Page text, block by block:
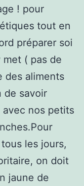
! pour
tout en
préparer soi
met ( pas de
des aliments
de savoir
avec nos petits
les jours,
on doit
jaune de